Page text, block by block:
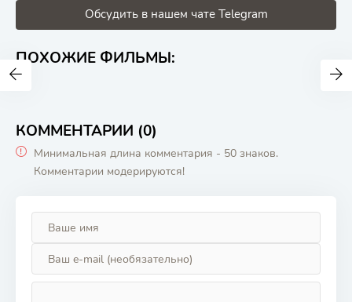
Обсудить в нашем чате Telegram
ПОХОЖИЕ ФИЛЬМЫ:
КОММЕНТАРИИ (0)
Минимальная длина комментария - 50 знаков.
Комментарии модерируются!